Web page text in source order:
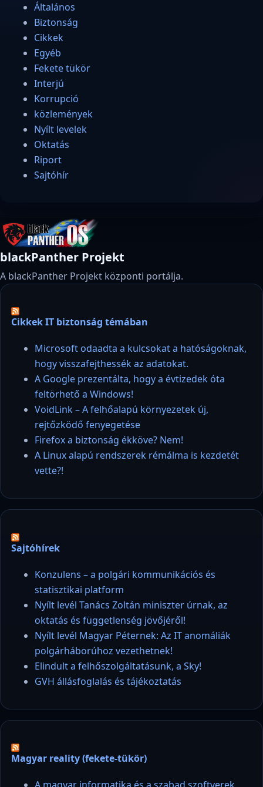
Általános
Biztonság
Cikkek
Egyéb
Fekete tükör
Interjú
Korrupció
közlemények
Nyílt levelek
Oktatás
Riport
Sajtóhír
blackPanther Projekt
A blackPanther Projekt központi portálja.
Cikkek IT biztonság témában
Microsoft odaadta a kulcsokat a hatóságoknak,
hogy visszafejthessék az adatokat.
A Google prezentálta, hogy a évtizedek óta
feltörhető a Windows!
VoidLink – A felhőalapú környezetek új,
rejtőzködő fenyegetése
Firefox a biztonság ékköve? Nem!
A Linux alapú rendszerek rémálma is kezdetét
vette?!
Sajtóhírek
Konzulens – a polgári kommunikációs és
statisztikai platform
Nyílt levél Tanács Zoltán miniszter úrnak, az
oktatás és függetlenség jövőjéről!
Nyílt levél Magyar Péternek: Az IT anomáliák
polgárháborúhoz vezethetnek!
Elindult a felhőszolgáltatásunk, a Sky!
GVH állásfoglalás és tájékoztatás
Magyar reality (fekete-tükör)